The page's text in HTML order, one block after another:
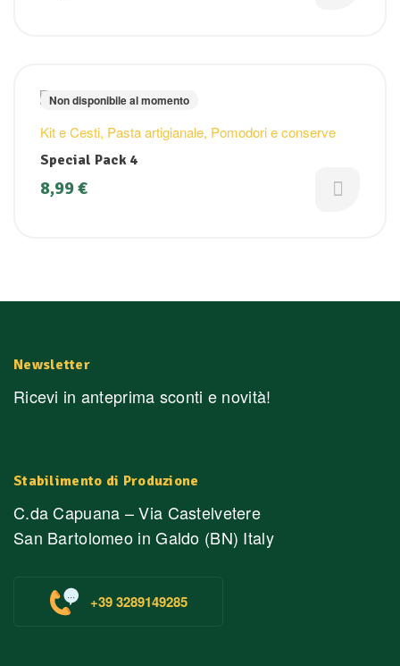
Non disponibile al momento
Kit e Cesti, Pasta artigianale, Pomodori e conserve
Special Pack 4
8,99€
Newsletter
Ricevi in anteprima sconti e novità!
Stabilimento di Produzione
C.da Capuana – Via Castelvetere
San Bartolomeo in Galdo (BN) Italy
+39 3289149285